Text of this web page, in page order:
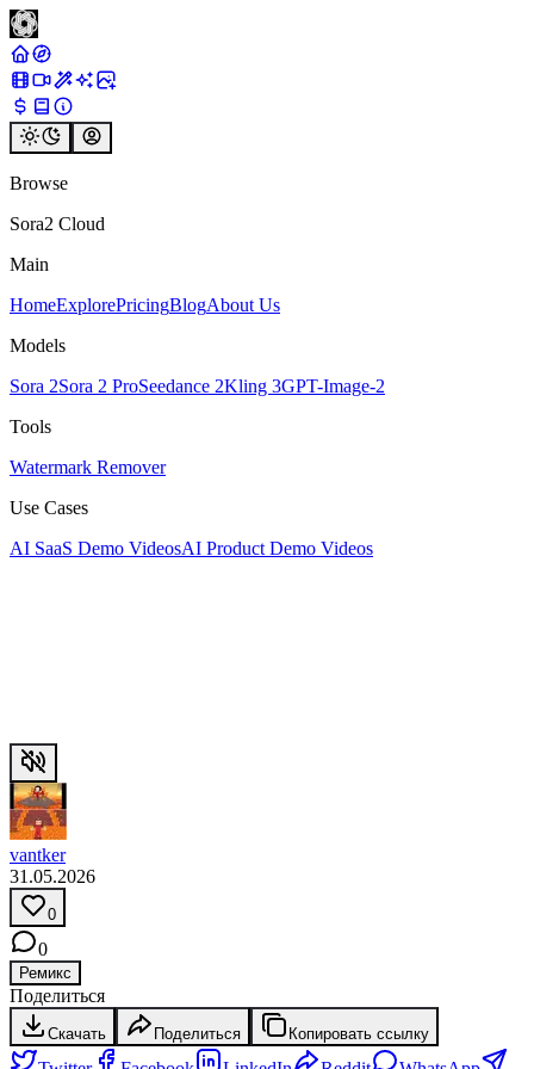
Browse
Sora2 Cloud
Main
HomeExplorePricingBlogAbout Us
Models
Sora 2Sora 2 ProSeedance 2Kling 3GPT-Image-2
Tools
Watermark Remover
Use Cases
AI SaaS Demo VideosAI Product Demo Videos
vantker
31.05.2026
0
0
Ремикс
Поделиться
Скачать Поделиться Копировать ссылку